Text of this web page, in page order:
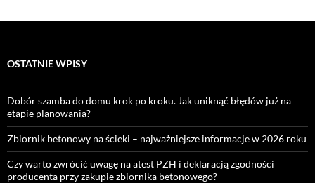
OSTATNIE WPISY
Dobór szamba do domu krok po kroku. Jak uniknąć błędów już na
etapie planowania?
Zbiornik betonowy na ścieki – najważniejsze informacje w 2026 roku
Czy warto zwrócić uwagę na atest PZH i deklaracją zgodności
producenta przy zakupie zbiornika betonowego?